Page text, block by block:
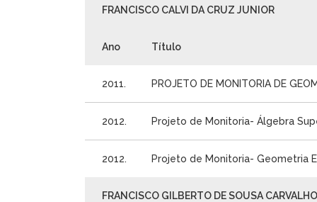
FRANCISCO CALVI DA CRUZ JUNIOR
Ano Título
2011. PROJETO DE MONITORIA DE
2012. Projeto de Monitoria- Álgebra
2012. Projeto de Monitoria- Geometria
FRANCISCO GILBERTO DE SOUSA CARVALHO